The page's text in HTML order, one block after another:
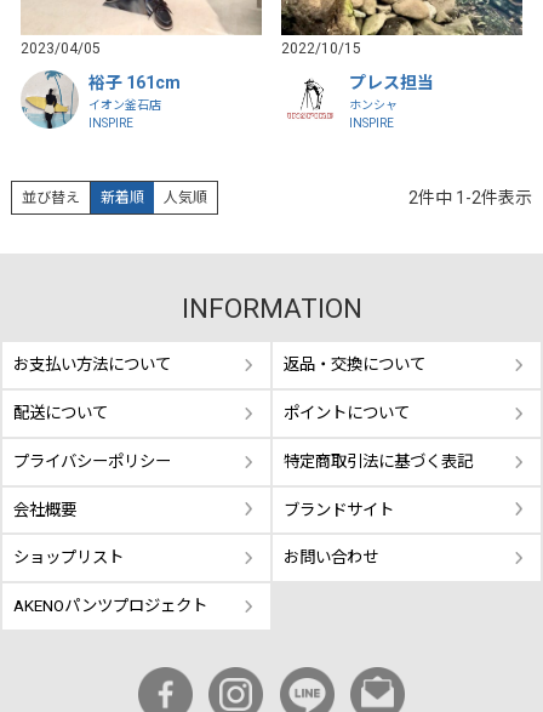
2023/04/05
裕子 161cm
イオン釜石店
INSPIRE
2022/10/15
プレス担当
ホンシャ
INSPIRE
並び替え 新着順 人気順 2件中 1 -2件表示
INFORMATION
お支払い方法について 返品・交換について
配送について ポイントについて
プライバシーポリシー 特定商取引法に基づく表記
会社概要 ブランドサイト
ショップリスト お問い合わせ
AKENOパンツプロジェクト